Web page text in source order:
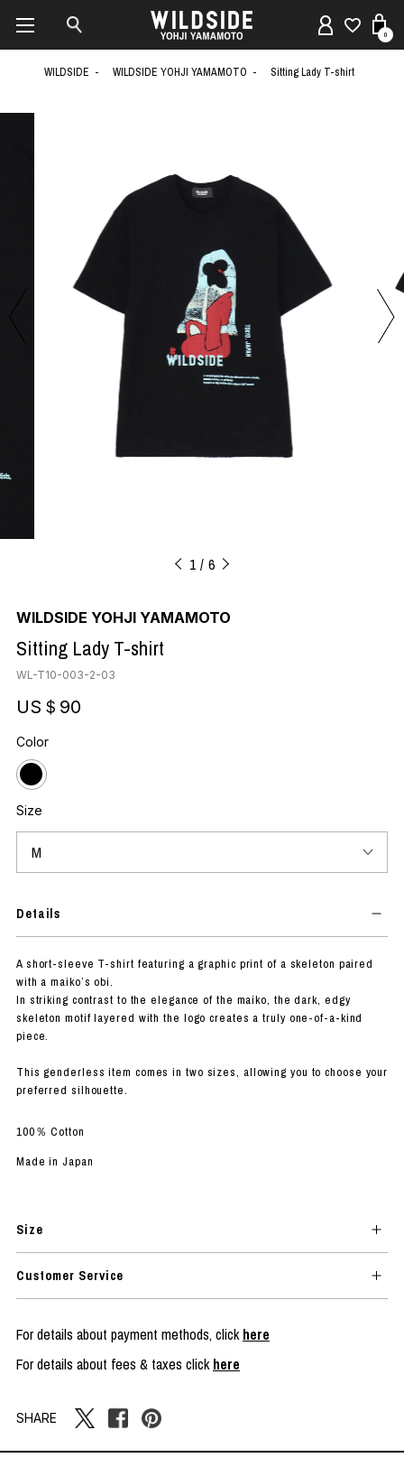
0
WILDSIDE WILDSIDE YOHJI YAMAMOTO Sitting Lady T-shirt
1 6
WILDSIDE YOHJI YAMAMOTO
Sitting Lady T-shirt
WL-T10-003-2-03
US＄90
Color
Size
Details
A short-sleeve T-shirt featuring a graphic print of a skeleton paired
with a maiko’s obi.
In striking contrast to the elegance of the maiko, the dark, edgy
skeleton motif layered with the logo creates a truly one-of-a-kind
piece.
This genderless item comes in two sizes, allowing you to choose your
preferred silhouette.
100％ Cotton
Made in Japan
Size
Customer Service
For details about payment methods, clickhere
For details about fees & taxes clickhere
SHARE